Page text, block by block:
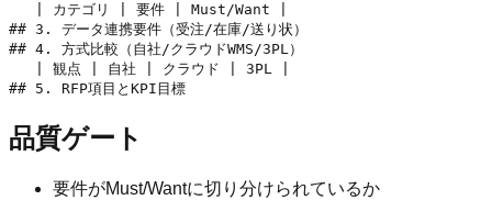
   | カテゴリ | 要件 | Must/Want |
## 3. データ連携要件（受注/在庫/送り状）
## 4. 方式比較（自社/クラウドWMS/3PL）
   | 観点 | 自社 | クラウド | 3PL |
品質ゲート
要件がMust/Wantに切り分けられているか